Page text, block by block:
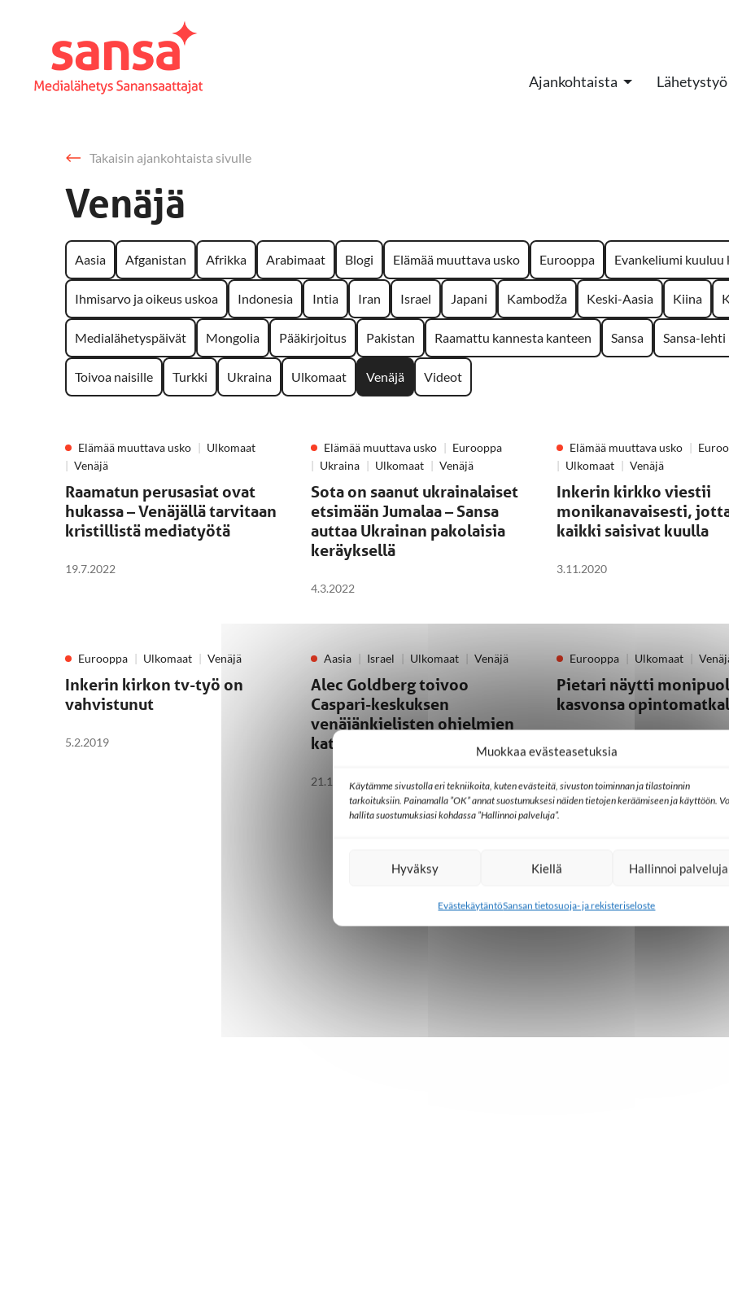
Muokkaa evästeasetuksia
Käytämme sivustolla eri tekniikoita, kuten evästeitä, sivuston toiminnan ja tilastoinnin
tarkoituksiin. Painamalla ”OK” annat suostumuksesi näiden tietojen keräämiseen ja käyttöön.
hallita suostumuksiasi kohdassa ”Hallinnoi palveluja”.
Hyväksy Kiellä Hallinnoi palveluja
EvästekäytäntöSansan tietosuoja- ja rekisteriseloste
Ajankohtaista Lähetystyö
Takaisin ajankohtaista sivulle
Venäjä
Aasia Afganistan Afrikka Arabimaat Blogi Elämää muuttava usko Eurooppa Evankeliumi kuuluu
Ihmisarvo ja oikeus uskoa Indonesia Intia Iran Israel Japani Kambodža Keski-Aasia Kiina
Medialähetyspäivät Mongolia Pääkirjoitus Pakistan Raamattu kannesta kanteen Sansa Sansa-lehti
Toivoa naisille Turkki Ukraina Ulkomaat Venäjä Videot
Elämää muuttava usko
Ulkomaat
Venäjä
Raamatun perusasiat ovat
hukassa – Venäjällä tarvitaan
kristillistä mediatyötä
19.7.2022
Elämää muuttava usko
Eurooppa
Ukraina
Ulkomaat Venäjä
Sota on saanut ukrainalaiset
etsimään Jumalaa – Sansa
auttaa Ukrainan pakolaisia
keräyksellä
4.3.2022
Elämää muuttava usko
Ulkomaat
Venäjä
Inkerin kirkko viestii
monikanavaisesti,
kaikki saisivat kuulla
3.11.2020
Eurooppa Ulkomaat Venäjä
Inkerin kirkon tv-työ on
vahvistunut
5.2.2019
Aasia Israel Ulkomaat Venäjä
Alec Goldberg toivoo
Caspari-keskuksen
venäjänkielisten ohjelmien
katsojilta aihe-ehdotuksia
21.12.2017
Eurooppa Ulkomaat
Pietari näytti
kasvonsa